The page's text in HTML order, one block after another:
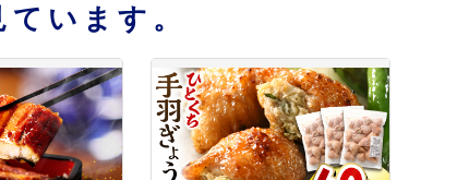
います。